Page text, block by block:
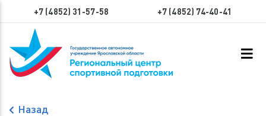
+7 (4852) 31-57-58 +7 (4852) 74-40-41
Назад